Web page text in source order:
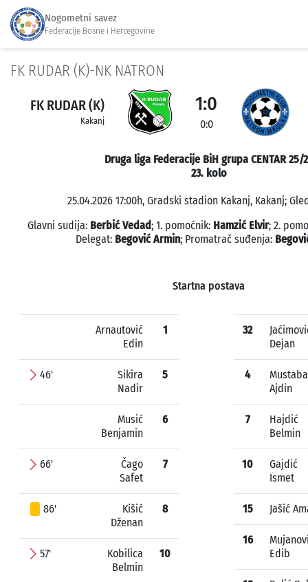
Nogometni savez
Federacije Bosne i Hercegovine
FK RUDAR (K)-NK NATRON
FK RUDAR (K)
Kakanj
1:0
0:0
Druga liga Federacije BiH grupa CENTAR 25/
23. kolo
25.04.2026 17:00h, Gradski stadion Kakanj, Kakanj;
Glavni sudija: Berbić Vedad; 1. pomoćnik: Hamzić Elvir; 2.
Delegat: Begović Armin; Promatrač suđenja:
Startna postava
Arnautović
Edin
1
46'
Sikira
Nadir
5
Musić
Benjamin
6
66'
Čago
Safet
7
86'
Kišić
Dženan
8
57'
Kobilica
Belmin
10
32
Dejan
4
Ajdin
7
Hajdić
Belmin
10
Gajdić
Ismet
15 Jašić
16
Edib